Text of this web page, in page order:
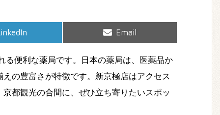
Share
Email
る便利な薬局です。日本の薬局は、医薬品か
の豊富さが特徴です。新京極店はアクセス
都観光の合間に、ぜひ立ち寄りたいスポッ